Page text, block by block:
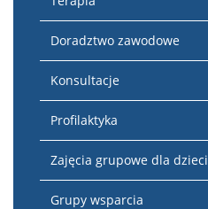
Doradztwo zawodowe
Konsultacje
Profilaktyka
Zajęcia grupowe dla dzieci
Grupy wsparcia